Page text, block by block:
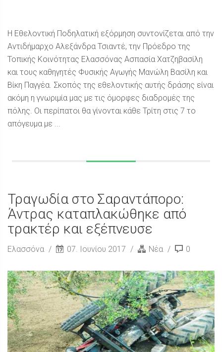
Η Εθελοντική Ποδηλατική εξόρμηση συντονίζεται από την
Αντιδήμαρχο Αλεξάνδρα Τσιαντέ, την Πρόεδρο της
Τοπικής Κοινότητας Ελασσόνας Ασπασία Χατζηβασίλη
και τους καθηγητές Φυσικής Αγωγής Μανώλη Βασίλη και
Βίκη Παγγέα. Σκοπός της εθελοντικής αυτής δράσης είναι
ακόμη η γνωριμία μας με τις όμορφες διαδρομές της
πόλης. Οι περίπατοι θα γίνονται κάθε Τρίτη στις 7 το
απόγευμα με ...
Τραγωδία στο Σαραντάπορο:
Άντρας καταπλακώθηκε από
τρακτέρ και εξέπνευσε
Ελασσόνα 07. Ιουνίου 2017 Νέα 0